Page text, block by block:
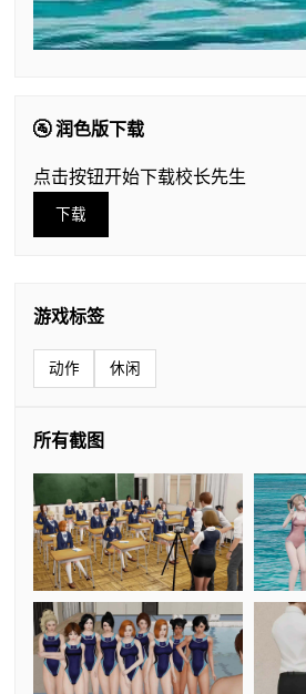
🚰 润色版下载
点击按钮开始下载校长先生
下载
游戏标签
动作 休闲
所有截图